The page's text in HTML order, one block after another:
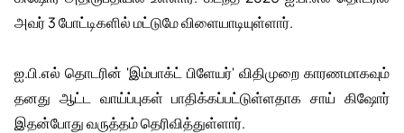
அவர் 3 போட்டிகளில் மட்டுமே விளையாடியுள்ளார்.
ஐ.பி.எல் தொடரின் 'இம்பாக்ட் பிளேயர்' விதிமுறை காரணமாகவும்
தனது ஆட்ட வாய்ப்புகள் பாதிக்கப்பட்டுள்ளதாக சாய் கிஷோர்
இதன்போது வருத்தம் தெரிவித்துள்ளார்.